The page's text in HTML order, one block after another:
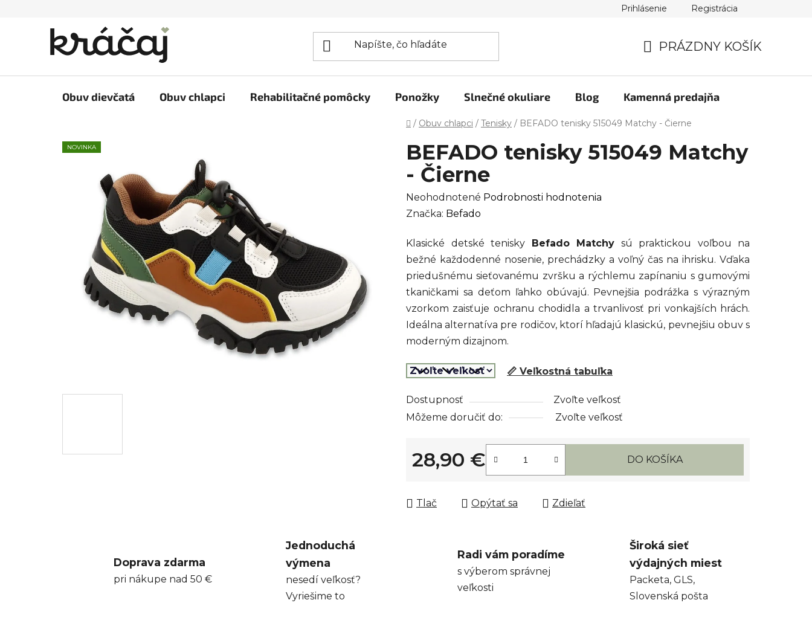
Prihlásenie Registrácia
KOŠÍK
PRÁZDNY KOŠÍK
Obuv dievčatá Obuv chlapci Rehabilitačné pomôcky Ponožky Slnečné okuliare Blog Kamenná predajňa
Domov
/ Obuv chlapci / Tenisky / BEFADO tenisky 515049 Matchy - Čierne
BEFADO tenisky 515049 Matchy
- Čierne
Priemerné
hodnotenie
je
0,0
z
5
hviezdičiek.
Neohodnotené Podrobnosti hodnotenia
Značka: Befado
Klasické detské tenisky Befado Matchy sú praktickou voľbou na
bežné každodenné nosenie, prechádzky a voľný čas na ihrisku. Vďaka
priedušnému sieťovanému zvršku a rýchlemu zapínaniu s gumovými
tkaničkami sa deťom ľahko obúvajú. Pevnejšia podrážka s výrazným
vzorkom zaisťuje ochranu chodidla a trvanlivosť pri vonkajších hrách.
Ideálna alternatíva pre rodičov, ktorí hľadajú klasickú, pevnejšiu obuv s
moderným dizajnom.
📏 Veľkostná tabuľka
Dostupnosť
Zvoľte veľkosť
Môžeme doručiť do:
Zvoľte veľkosť
28,90 €
Jednotková cena:
DO KOŠÍKA
Tlač Opýtať sa Zdieľať
NOVINKA
Doprava zdarma
pri nákupe nad 50 €
Jednoduchá
výmena
nesedí veľkosť?
Vyriešime to
Radi vám poradíme
s výberom správnej
veľkosti
Široká sieť
výdajných miest
Packeta, GLS,
Slovenská pošta